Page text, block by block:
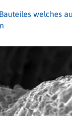
welches